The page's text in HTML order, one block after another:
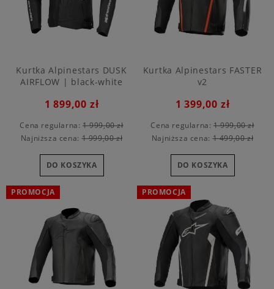
Kurtka Alpinestars DUSK
AIRFLOW | black-white
1 899,00 zł
Cena regularna: 1 999,00 zł
Najniższa cena:1 999,00 zł
DO KOSZYKA
Kurtka Alpinestars FASTER
v2
1 399,00 zł
Cena regularna: 1 999,00 zł
Najniższa cena:1 499,00 zł
DO KOSZYKA
PROMOCJA PROMOCJA